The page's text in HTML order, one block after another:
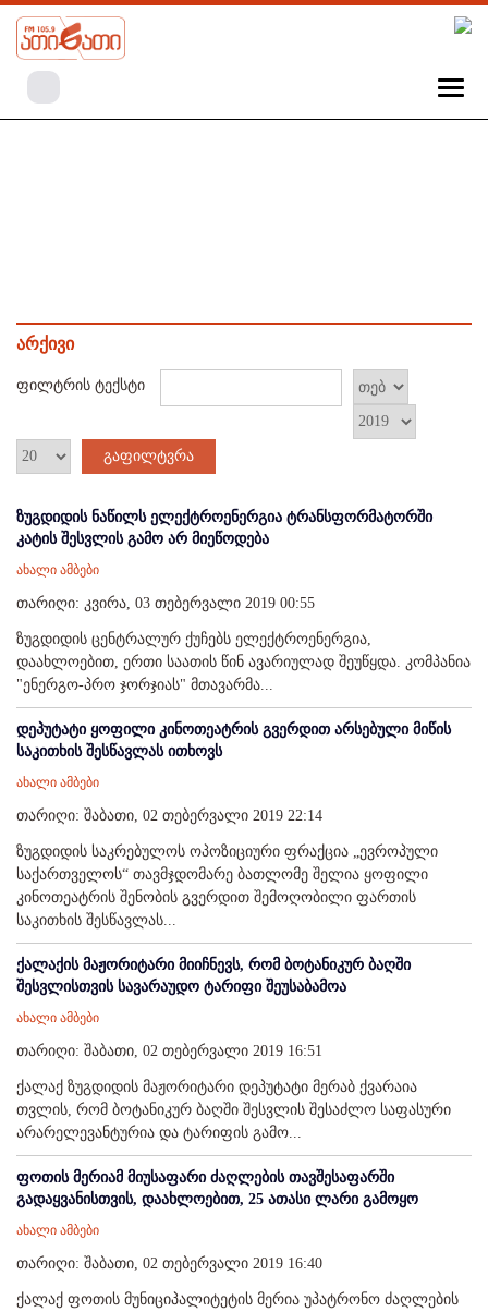
არქივი
ფილტრის ტექსტი
გაფილტვრა
ზუგდიდის ნაწილს ელექტროენერგია ტრანსფორმატორში
კატის შესვლის გამო არ მიეწოდება
ახალი ამბები
თარიღი: კვირა, 03 თებერვალი 2019 00:55
ზუგდიდის ცენტრალურ ქუჩებს ელექტროენერგია,
დაახლოებით, ერთი საათის წინ ავარიულად შეუწყდა. კომპანია
"ენერგო-პრო ჯორჯიას" მთავარმა...
დეპუტატი ყოფილი კინოთეატრის გვერდით არსებული მიწის
საკითხის შესწავლას ითხოვს
ახალი ამბები
თარიღი: შაბათი, 02 თებერვალი 2019 22:14
ზუგდიდის საკრებულოს ოპოზიციური ფრაქცია „ევროპული
საქართველოს“ თავმჯდომარე ბათლომე შელია ყოფილი
კინოთეატრის შენობის გვერდით შემოღობილი ფართის
საკითხის შესწავლას...
ქალაქის მაჟორიტარი მიიჩნევს, რომ ბოტანიკურ ბაღში
შესვლისთვის სავარაუდო ტარიფი შეუსაბამოა
ახალი ამბები
თარიღი: შაბათი, 02 თებერვალი 2019 16:51
ქალაქ ზუგდიდის მაჟორიტარი დეპუტატი მერაბ ქვარაია
თვლის, რომ ბოტანიკურ ბაღში შესვლის შესაძლო საფასური
არარელევანტურია და ტარიფის გამო...
ფოთის მერიამ მიუსაფარი ძაღლების თავშესაფარში
გადაყვანისთვის, დაახლოებით, 25 ათასი ლარი გამოყო
ახალი ამბები
თარიღი: შაბათი, 02 თებერვალი 2019 16:40
ქალაქ ფოთის მუნიციპალიტეტის მერია უპატრონო ძაღლების